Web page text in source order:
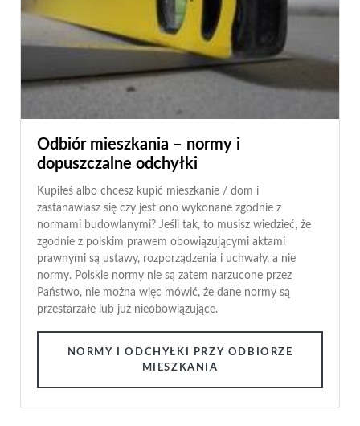
Odbiór mieszkania – normy i
dopuszczalne odchyłki
Kupiłeś albo chcesz kupić mieszkanie / dom i
zastanawiasz się czy jest ono wykonane zgodnie z
normami budowlanymi? Jeśli tak, to musisz wiedzieć, że
zgodnie z polskim prawem obowiązującymi aktami
prawnymi są ustawy, rozporządzenia i uchwały, a nie
normy. Polskie normy nie są zatem narzucone przez
Państwo, nie można więc mówić, że dane normy są
przestarzałe lub już nieobowiązujące.
NORMY I ODCHYŁKI PRZY ODBIORZE
MIESZKANIA